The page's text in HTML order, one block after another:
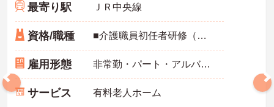
最寄り駅 ＪＲ中央線
資格/職種 ■介護職員初任者研修（ヘルパー2級）以上
雇用形態 非常勤・パート・アルバイト
サービス 有料老人ホーム